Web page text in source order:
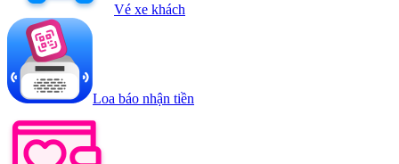
Vé xe khách
Loa báo nhận tiền